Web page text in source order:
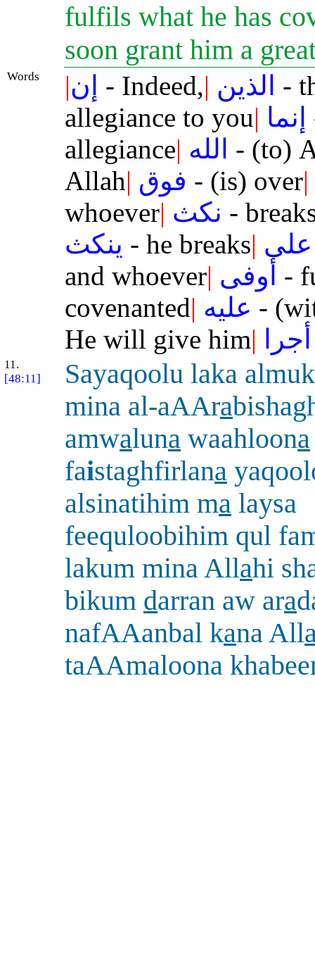
fulfils what he has
soon grant him a
Words |إن - Indeed,| الذين -
allegiance to you| إنما
allegiance| الله - (to)
Allah| فوق - (is) over|
whoever| نكث -
ينكث - he breaks| على
and whoever| أوفى -
covenanted| عليه -
He will give him| أجرا
11.
[48:11]
Sayaqoolu laka
mina al-aAAra
amwaluna waahloona
faistaghfirlana
alsinatihim ma laysa
feequloobihim qul
lakum mina Allahi
bikum darran aw ara
nafAAanbal kana All
taAAmaloona